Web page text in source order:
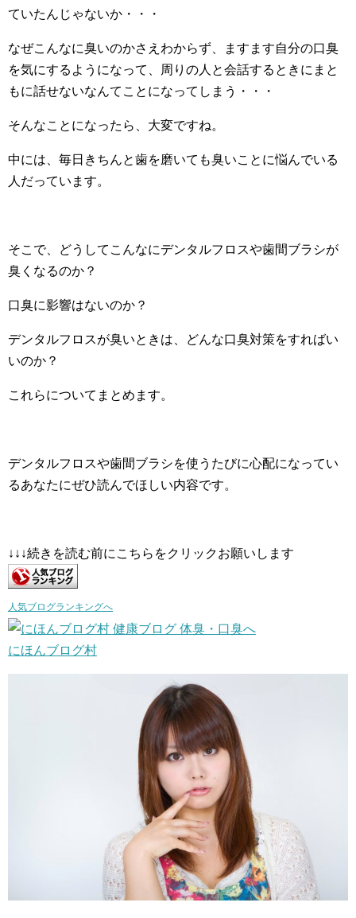
ていたんじゃないか・・・
なぜこんなに臭いのかさえわからず、ますます自分の口臭
を気にするようになって、周りの人と会話するときにまと
もに話せないなんてことになってしまう・・・
そんなことになったら、大変ですね。
中には、毎日きちんと歯を磨いても臭いことに悩んでいる
人だっています。
そこで、どうしてこんなにデンタルフロスや歯間ブラシが
臭くなるのか？
口臭に影響はないのか？
デンタルフロスが臭いときは、どんな口臭対策をすればい
いのか？
これらについてまとめます。
デンタルフロスや歯間ブラシを使うたびに心配になってい
るあなたにぜひ読んでほしい内容です。
↓↓↓続きを読む前にこちらをクリックお願いします
人気ブログランキングへ
にほんブログ村